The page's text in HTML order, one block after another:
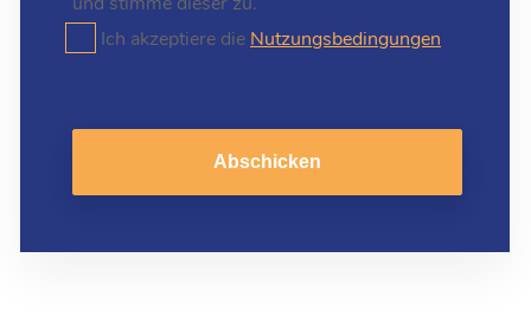
Ich akzeptiere die Nutzungsbedingungen
Abschicken